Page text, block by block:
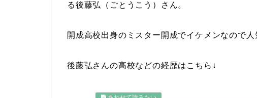
る後藤弘（ごとうこう）さん。
開成高校出身のミスター開成でイケメンなので人
後藤弘さんの高校などの経歴はこちら↓